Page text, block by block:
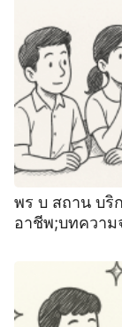
พร บ สถาน บริ
อาชีพ;บทความ